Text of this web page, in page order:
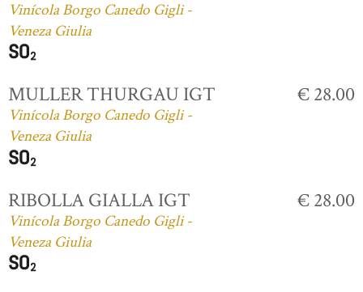
Vinícola Borgo Canedo Gigli -
Veneza Giulia
MULLER THURGAU IGT
Vinícola Borgo Canedo Gigli -
Veneza Giulia
€ 28.00
RIBOLLA GIALLA IGT
Vinícola Borgo Canedo Gigli -
Veneza Giulia
€ 28.00